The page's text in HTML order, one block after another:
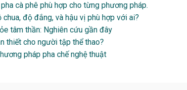
cà phê phù hợp cho từng phương pháp.
độ đắng, và hậu vị phù hợp với ai?
tâm thần: Nghiên cứu gần đây
thiết cho người tập thể thao?
pháp pha chế nghệ thuật